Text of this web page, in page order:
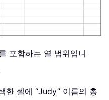
포함하는 열 범위입니
한 셀에 “Judy” 이름의 총